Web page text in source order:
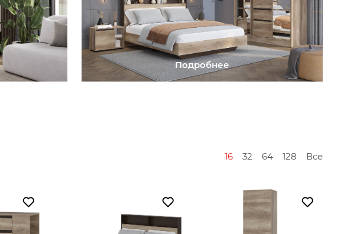
Подробнее
16 32 64 128 Все